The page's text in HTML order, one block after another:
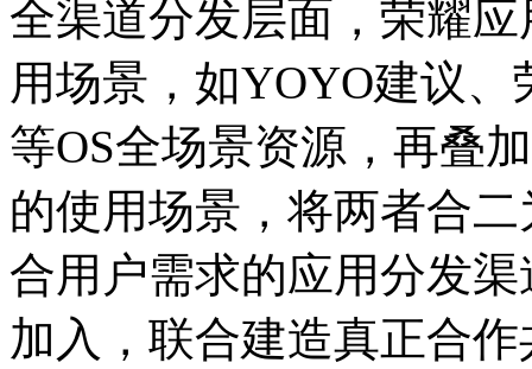
全渠道分发层面，荣耀
用场景，如YOYO建议
等OS全场景资源，再叠
的使用场景，将两者合
合用户需求的应用分发
加入，联合建造真正合